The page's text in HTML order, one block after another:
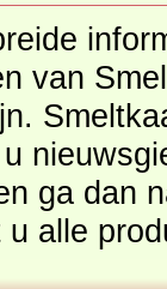
deze extra
voor een
alle